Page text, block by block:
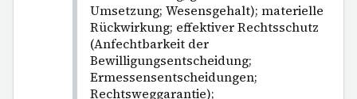
Umsetzung; Wesensgehalt); materielle
Rückwirkung; effektiver Rechtsschutz
(Anfechtbarkeit der
Bewilligungsentscheidung;
Ermessensentscheidungen;
Rechtsweggarantie);